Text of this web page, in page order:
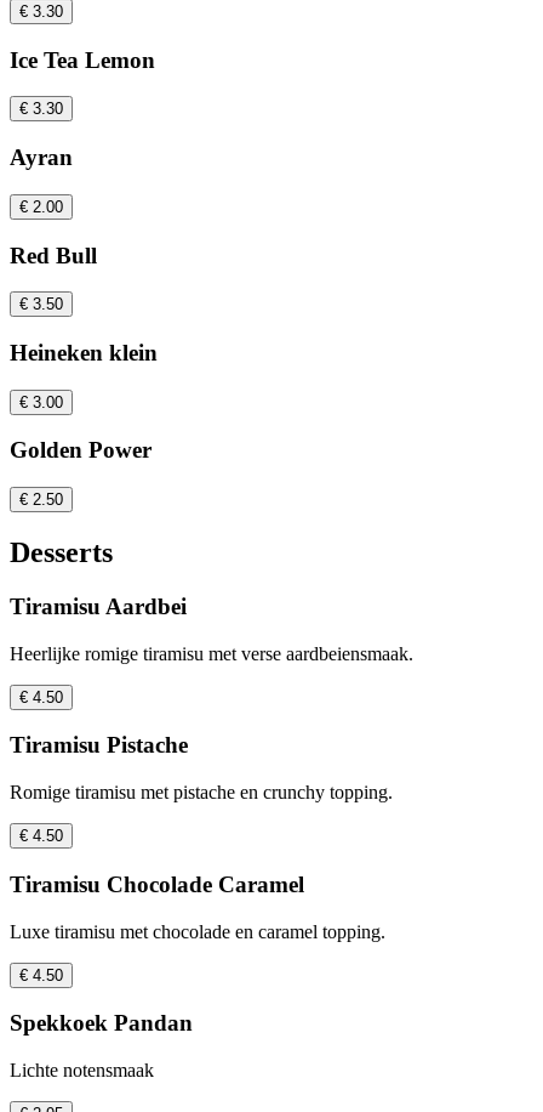
€ 3.30
Ice Tea Lemon
€ 3.30
Ayran
€ 2.00
Red Bull
€ 3.50
Heineken klein
€ 3.00
Golden Power
€ 2.50
Desserts
Tiramisu Aardbei
Heerlijke romige tiramisu met verse aardbeiensmaak.
€ 4.50
Tiramisu Pistache
Romige tiramisu met pistache en crunchy topping.
€ 4.50
Tiramisu Chocolade Caramel
Luxe tiramisu met chocolade en caramel topping.
€ 4.50
Spekkoek Pandan
Lichte notensmaak